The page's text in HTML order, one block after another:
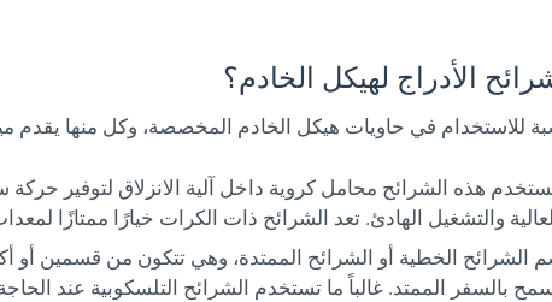
للاستخدام في حاويات هيكل الخادم المخصصة، وكل منها يقدم
هذه الشرائح محامل كروية داخل آلية الانزلاق لتوفير
والتشغيل الهادئ. تعد الشرائح ذات الكرات خيارًا ممتازًا
الشرائح الخطية أو الشرائح الممتدة، وهي تتكون من قسمين أو
بالسفر الممتد. غالباً ما تستخدم الشرائح التلسكوبية عند